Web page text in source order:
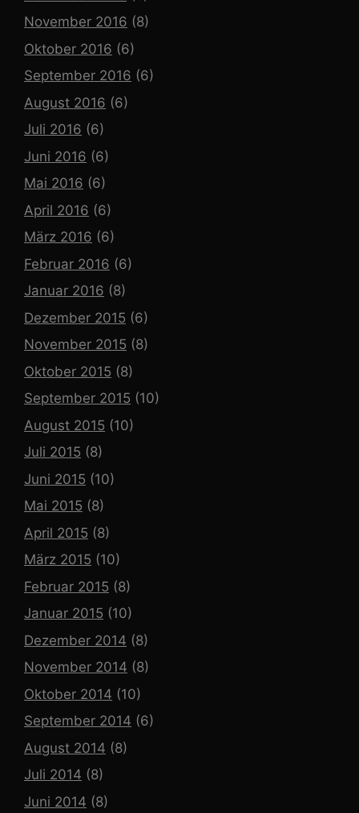
November 2016 (8)
Oktober 2016 (6)
September 2016 (6)
August 2016 (6)
Juli 2016 (6)
Juni 2016 (6)
Mai 2016 (6)
April 2016 (6)
März 2016 (6)
Februar 2016 (6)
Januar 2016 (8)
Dezember 2015 (6)
November 2015 (8)
Oktober 2015 (8)
September 2015 (10)
August 2015 (10)
Juli 2015 (8)
Juni 2015 (10)
Mai 2015 (8)
April 2015 (8)
März 2015 (10)
Februar 2015 (8)
Januar 2015 (10)
Dezember 2014 (8)
November 2014 (8)
Oktober 2014 (10)
September 2014 (6)
August 2014 (8)
Juli 2014 (8)
Juni 2014 (8)